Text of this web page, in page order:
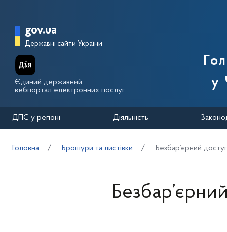
Головна сторінка Державної
gov.ua
Державні сайти України
Єдиний державний
вебпортал електронних послуг
у
ДПС у регіоні Діяльність
Головна Брошури та листівки Безбар’єрний